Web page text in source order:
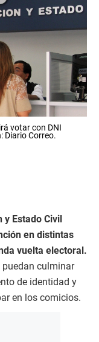
votar con DNI
Diario Correo.
y Estado Civil
en distintas
vuelta electoral.
culminar
de identidad y
en los comicios.